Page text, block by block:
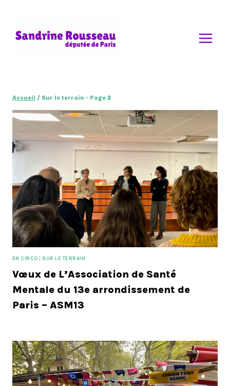
Accueil / Sur le terrain - Page 2
EN CIRCO SUR LE TERRAIN
Vœux de L’Association de Santé
Mentale du 13e arrondissement de
Paris – ASM13